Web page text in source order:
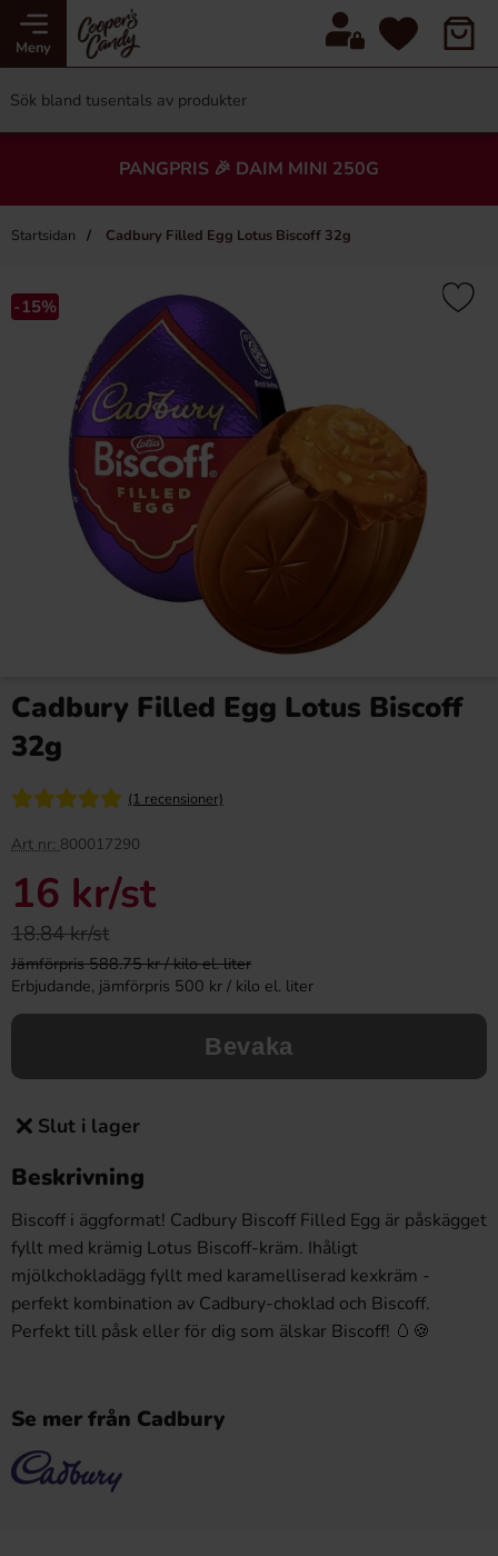
Meny
PANGPRIS 🎉 DAIM MINI 250G
Startsidan Cadbury Filled Egg Lotus Biscoff 32g
-15%
Cadbury Filled Egg Lotus Biscoff
32g
(1 recensioner)
Art nr: 800017290
16 kr/st
18.84 kr/st
Jämförpris 588.75 kr / kilo el. liter
Erbjudande, jämförpris 500 kr / kilo el. liter
Bevaka
Slut i lager
Beskrivning
Biscoff i äggformat! Cadbury Biscoff Filled Egg är påskägget
fyllt med krämig Lotus Biscoff-kräm. Ihåligt
mjölkchokladägg fyllt med karamelliserad kexkräm -
perfekt kombination av Cadbury-choklad och Biscoff.
Perfekt till påsk eller för dig som älskar Biscoff! 🥚🍪
Se mer från Cadbury